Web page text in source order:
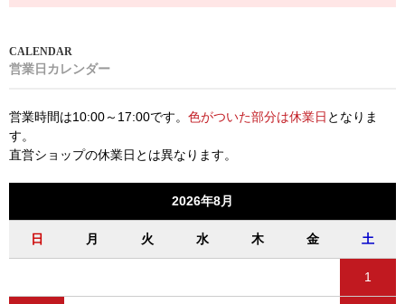
営業日カレンダー
営業時間は10:00～17:00です。 色がついた部分は休業日 となりま
す。
直営ショップの休業日とは異なります。
2026年8月
日 月 火 水 木 金 土
1